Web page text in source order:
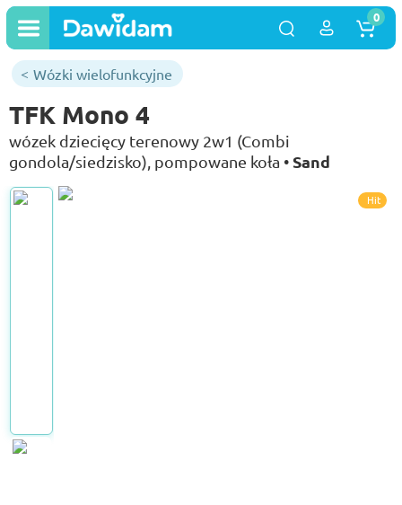
0
Wózki wielofunkcyjne
TFK Mono 4
wózek dziecięcy terenowy 2w1 (Combi
gondola/siedzisko), pompowane koła • Sand
Hit